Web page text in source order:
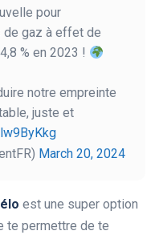
pour
de gaz à effet de
% en 2023 !
notre empreinte
juste et
March 20, 2024
est une super option
te permettre de te